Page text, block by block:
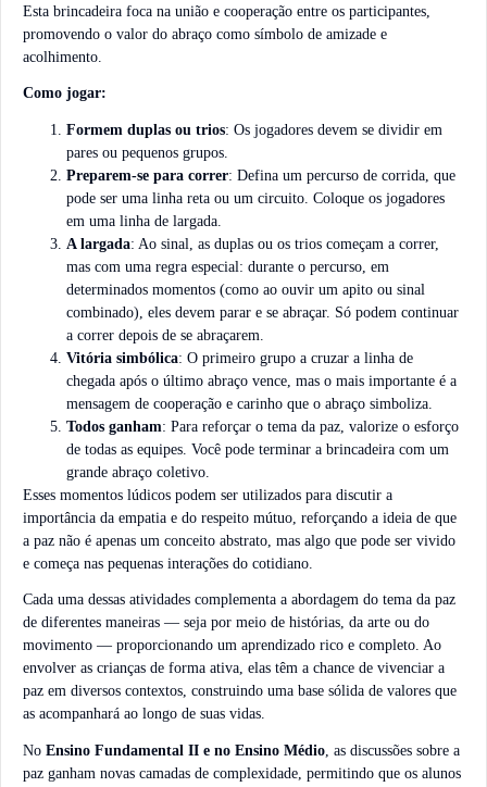
Esta brincadeira foca na união e cooperação entre os participantes,
promovendo o valor do abraço como símbolo de amizade e
acolhimento.
Como jogar:
Formem duplas ou trios: Os jogadores devem se dividir em
pares ou pequenos grupos.
Preparem-se para correr: Defina um percurso de corrida, que
pode ser uma linha reta ou um circuito. Coloque os jogadores
em uma linha de largada.
A largada: Ao sinal, as duplas ou os trios começam a correr,
mas com uma regra especial: durante o percurso, em
determinados momentos (como ao ouvir um apito ou sinal
combinado), eles devem parar e se abraçar. Só podem continuar
a correr depois de se abraçarem.
Vitória simbólica: O primeiro grupo a cruzar a linha de
chegada após o último abraço vence, mas o mais importante é a
mensagem de cooperação e carinho que o abraço simboliza.
Todos ganham: Para reforçar o tema da paz, valorize o esforço
de todas as equipes. Você pode terminar a brincadeira com um
grande abraço coletivo.
Esses momentos lúdicos podem ser utilizados para discutir a
importância da empatia e do respeito mútuo, reforçando a ideia de que
a paz não é apenas um conceito abstrato, mas algo que pode ser vivido
e começa nas pequenas interações do cotidiano.
Cada uma dessas atividades complementa a abordagem do tema da paz
de diferentes maneiras — seja por meio de histórias, da arte ou do
movimento — proporcionando um aprendizado rico e completo. Ao
envolver as crianças de forma ativa, elas têm a chance de vivenciar a
paz em diversos contextos, construindo uma base sólida de valores que
as acompanhará ao longo de suas vidas.
No Ensino Fundamental II e no Ensino Médio , as discussões sobre a
paz ganham novas camadas de complexidade, permitindo que os alunos